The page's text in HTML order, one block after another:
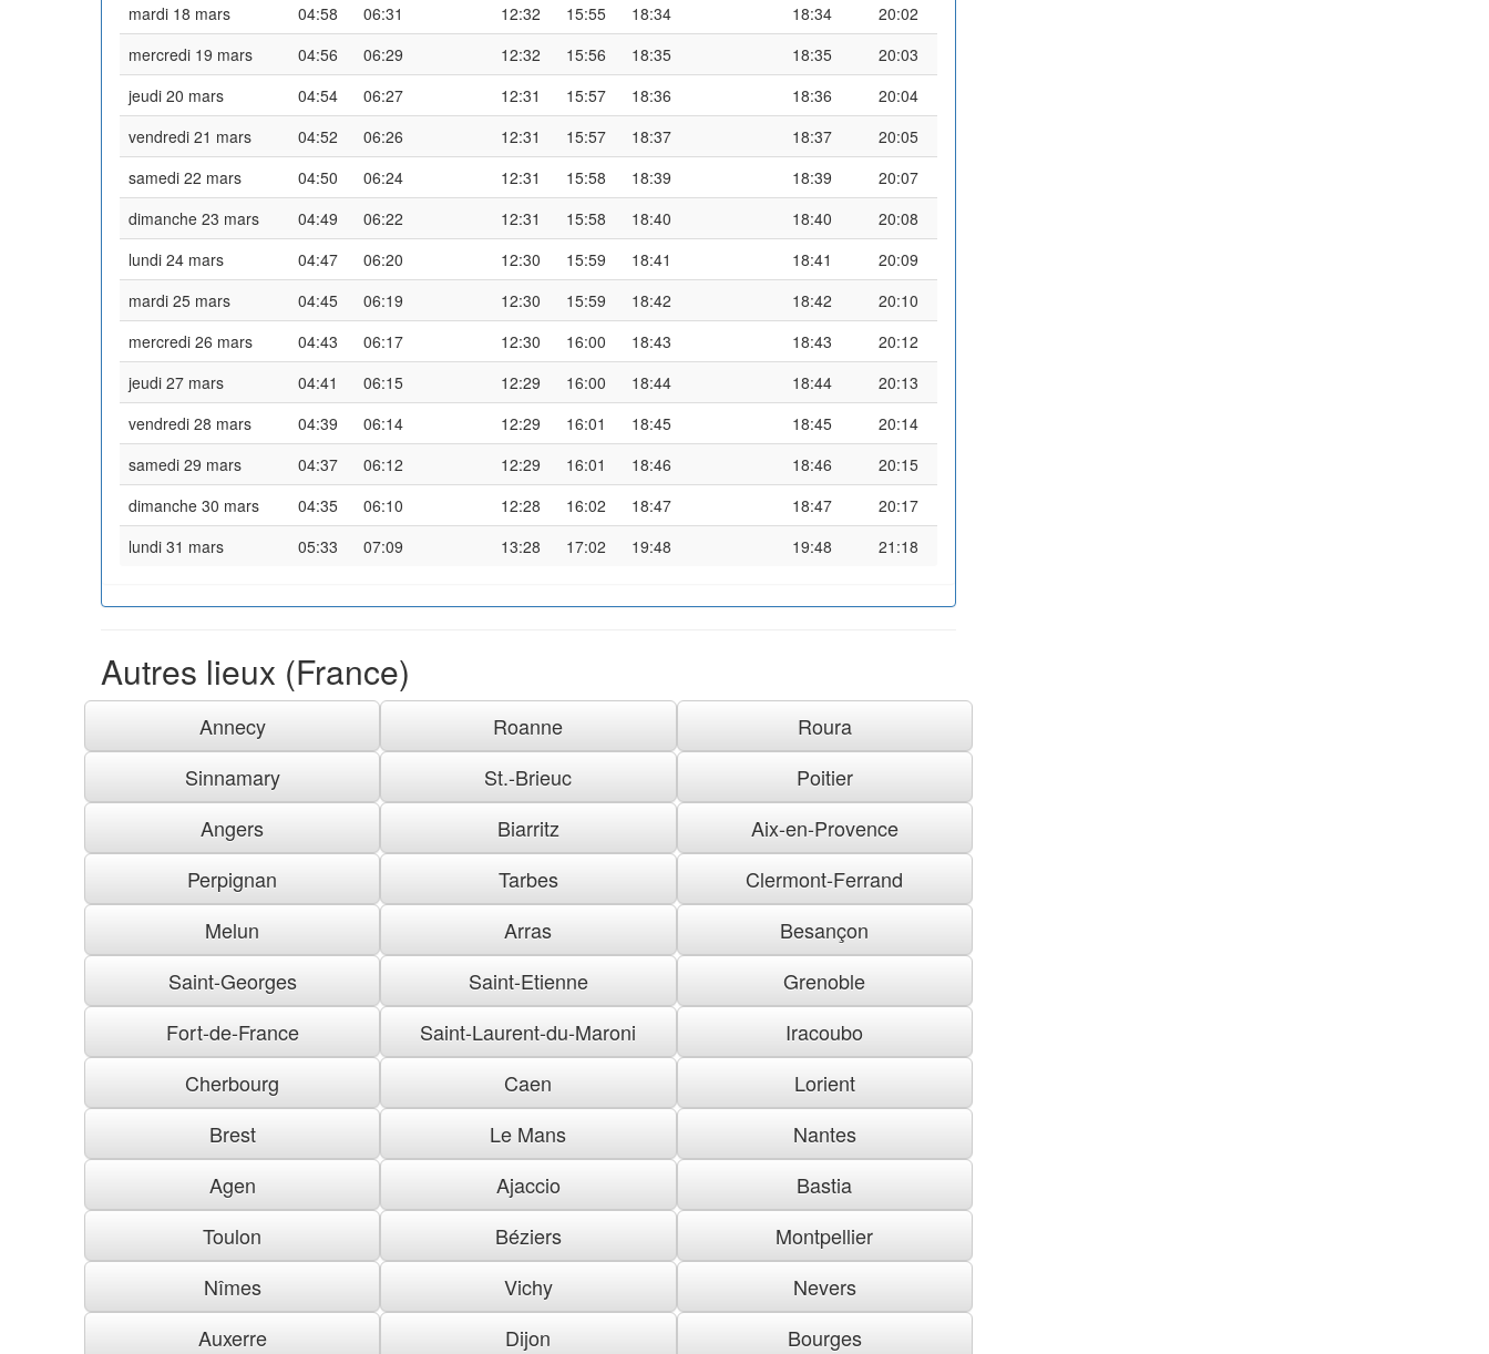
mardi 18 mars
04:58 06:31 12:32 15:55 18:34 18:34
20:02
mercredi 19 mars
04:56 06:29 12:32 15:56 18:35 18:35
20:03
jeudi 20 mars
04:54 06:27 12:31 15:57 18:36 18:36
20:04
vendredi 21 mars
04:52 06:26 12:31 15:57 18:37 18:37
20:05
samedi 22 mars
04:50 06:24 12:31 15:58 18:39 18:39
20:07
dimanche 23 mars
04:49 06:22 12:31 15:58 18:40 18:40
20:08
lundi 24 mars
04:47 06:20 12:30 15:59 18:41 18:41
20:09
mardi 25 mars
04:45 06:19 12:30 15:59 18:42 18:42
20:10
mercredi 26 mars
04:43 06:17 12:30 16:00 18:43 18:43
20:12
jeudi 27 mars
04:41 06:15 12:29 16:00 18:44 18:44
20:13
vendredi 28 mars
04:39 06:14 12:29 16:01 18:45 18:45
20:14
samedi 29 mars
04:37 06:12 12:29 16:01 18:46 18:46
20:15
dimanche 30 mars
04:35 06:10 12:28 16:02 18:47 18:47
20:17
lundi 31 mars
05:33 07:09 13:28 17:02 19:48 19:48 21:18
Autres lieux (France)
Annecy Roanne
Roura
Sinnamary
St.-Brieuc
Poitier
Angers
Biarritz
Aix-en-Provence
Perpignan
Tarbes
Clermont-Ferrand
Melun
Arras
Besançon
Saint-Georges
Saint-Etienne
Grenoble
Fort-de-France
Saint-Laurent-du-Maroni
Iracoubo
Cherbourg
Caen
Lorient
Brest
Le Mans
Nantes
Agen
Ajaccio
Bastia
Toulon
Béziers
Montpellier
Nîmes
Vichy
Nevers
Auxerre
Dijon Bourges